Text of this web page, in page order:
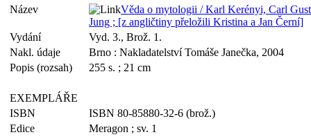
Název
Věda o mytologii / Karl Kerényi, Carl
Jung ; [z angličtiny přeložili Kristina a Jan Černí]
Vydání
Vyd. 3., Brož. 1.
Nakl. údaje
Brno : Nakladatelství Tomáše Janečka, 2004
Popis (rozsah)
255 s. ; 21 cm
EXEMPLÁŘE
ISBN
ISBN 80-85880-32-6 (brož.)
Edice
Meragon ; sv. 1